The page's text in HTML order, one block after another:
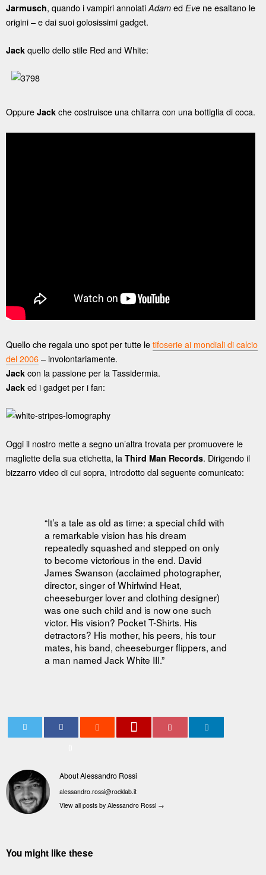
Jarmusch, quando i vampiri annoiati Adam ed Eve ne esaltano le
origini – e dai suoi golosissimi gadget.
Jack quello dello stile Red and White:
Oppure Jack che costruisce una chitarra con una bottiglia di coca.
Quello che regala uno spot per tutte letifoserie ai mondiali di calcio
del 2006– involontariamente.
Jack con la passione per la Tassidermia.
Jack ed i gadget per i fan:
Oggi il nostro mette a segno un’altra trovata per promuovere le
magliette della sua etichetta, la Third Man Records. Dirigendo il
bizzarro video di cui sopra, introdotto dal seguente comunicato:
“It’s a tale as old as time: a special child with
a remarkable vision has his dream
repeatedly squashed and stepped on only
to become victorious in the end. David
James Swanson (acclaimed photographer,
director, singer of Whirlwind Heat,
cheeseburger lover and clothing designer)
was one such child and is now one such
victor. His vision? Pocket T-Shirts. His
detractors? His mother, his peers, his tour
mates, his band, cheeseburger flippers, and
a man named Jack White III.”
About Alessandro Rossi
alessandro.rossi@rocklab.it
View all posts by Alessandro Rossi →
You might like these